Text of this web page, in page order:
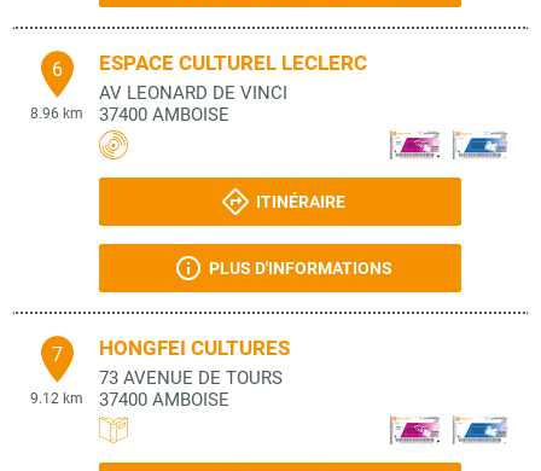
6
8.96 km
ESPACE CULTUREL LECLERC
AV LEONARD DE VINCI
37400 AMBOISE
ITINÉRAIRE
PLUS D'INFORMATIONS
7
9.12 km
HONGFEI CULTURES
73 AVENUE DE TOURS
37400 AMBOISE